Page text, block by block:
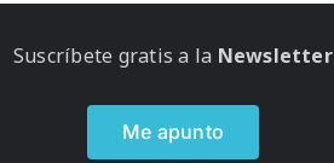
Suscríbete gratis a la Newsletter
Me apunto